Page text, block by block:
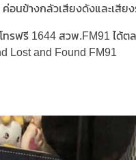
อนข้างกลัวเสียงดังและเสี
รฟรี 1644 สวพ.FM91 ได้ต
Lost and Found FM91